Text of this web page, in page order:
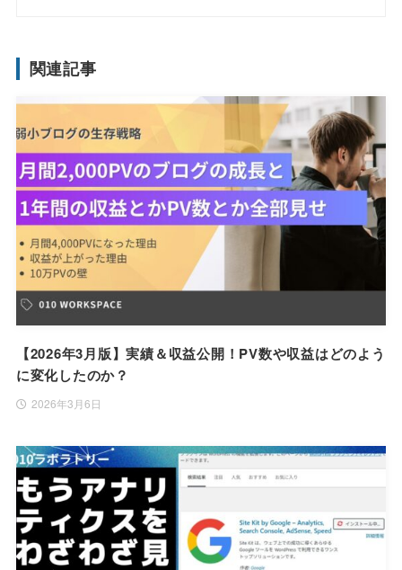
関連記事
【2026年3月版】実績＆収益公開！PV数や収益はどのよう
に変化したのか？
2026年3月6日